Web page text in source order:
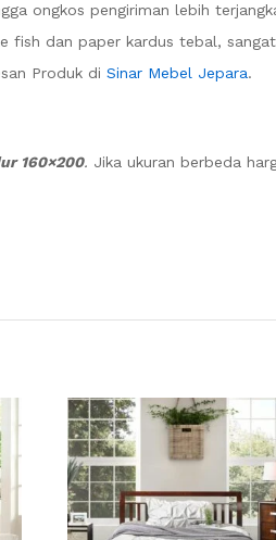
ongkos pengiriman lebih
fish dan paper kardus tebal,
Produk di Sinar Mebel Jepara.
160×200. Jika ukuran berbeda